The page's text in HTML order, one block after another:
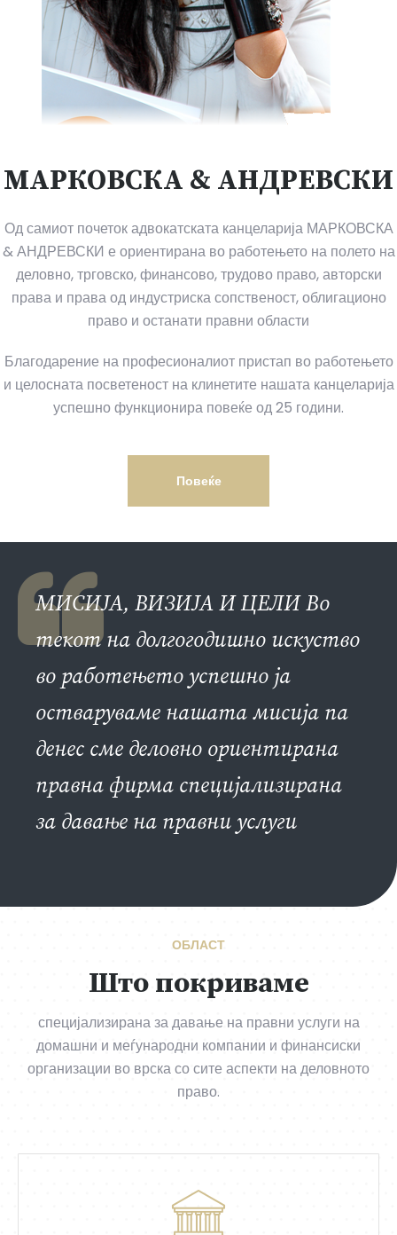
МАРКОВСКА & АНДРЕВСКИ
Од самиот почеток адвокатската канцеларија МАРКОВСКА
& АНДРЕВСКИ е ориентирана во работењето на полето на
деловно, трговско, финансово, трудово право, авторски
права и права од индустриска сопственост, облигационо
право и останати правни области
Благодарение на професионалиот пристап во работењето
и целосната посветеност на клинетите нашата канцеларија
успешно функционира повеќе од 25 години.
Повеќе
МИСИЈА, ВИЗИЈА И ЦЕЛИ Во
текот на долгогодишно искуство
во работењето успешно ја
остваруваме нашата мисија па
денес сме деловно ориентирана
правна фирма специјализирана
за давање на правни услуги
ОБЛАСТ
Што покриваме
специјализирана за давање на правни услуги на
домашни и меѓународни компании и финансиски
организации во врска со сите аспекти на деловното
право.